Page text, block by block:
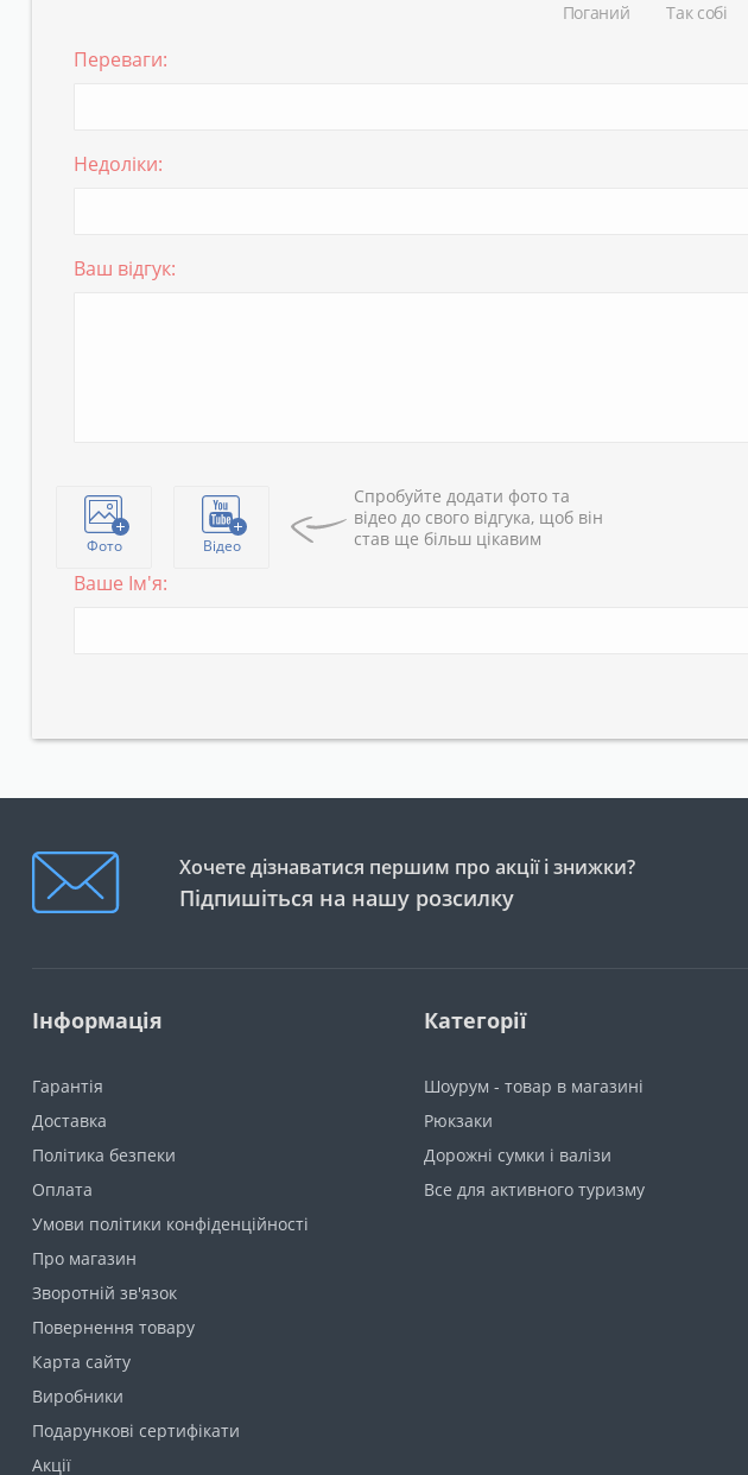
Поганий Так собі
Переваги:
Недоліки:
Ваш відгук:
Фото Відео
Спробуйте додати фото та
відео до свого відгука, щоб він
став ще більш цікавим
Ваше Ім'я:
Хочете дізнаватися першим про акції і знижки?
Підпишіться на нашу розсилку
Інформація
Гарантія
Доставка
Політика безпеки
Оплата
Умови політики конфіденційності
Про магазин
Зворотній зв'язок
Повернення товару
Карта сайту
Виробники
Подарункові сертифікати
Акції
Категорії
Шоурум - товар в магазині
Рюкзаки
Дорожні сумки і валізи
Все для активного туризму